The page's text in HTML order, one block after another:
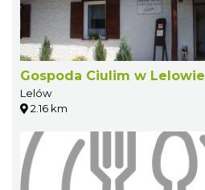
Gospoda Ciulim w Lelowie
Lelów
2.16 km